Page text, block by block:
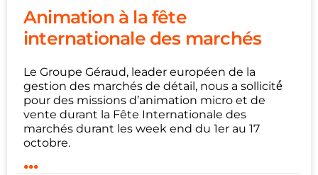
Animation à la fête
internationale des marchés
Le Groupe Géraud, leader européen de la
gestion des marchés de détail, nous a sollicité́
pour des missions d’animation micro et de
vente durant la Fête Internationale des
marchés durant les week end du 1er au 17
octobre.
...